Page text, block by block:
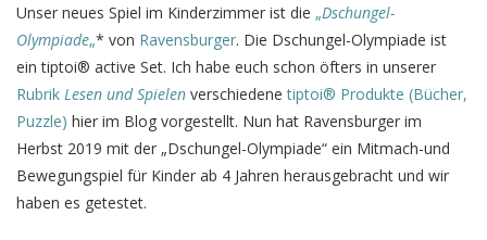
Unser neues Spiel im Kinderzimmer ist die „Dschungel-
Olympiade„* von Ravensburger. Die Dschungel-Olympiade ist
ein tiptoi® active Set. Ich habe euch schon öfters in unserer
Rubrik Lesen und Spielen verschiedenetiptoi® Produkte (Bücher,
Puzzle) hier im Blog vorgestellt. Nun hat Ravensburger im
Herbst 2019 mit der „Dschungel-Olympiade“ ein Mitmach-und
Bewegungspiel für Kinder ab 4 Jahren herausgebracht und wir
haben es getestet.